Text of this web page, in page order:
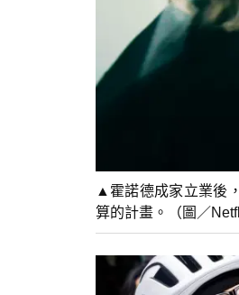
▲霍諾德成家立業後
算的計畫。（圖／